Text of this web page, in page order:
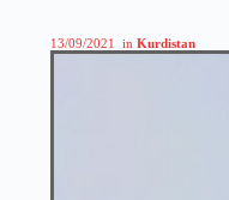
13/09/2021 in Kurdistan